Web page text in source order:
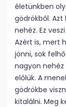
életünkben
gödrökből.
nehéz. Ez
Azért is, mert
jönni, sok
nagyon nehéz
előlük. A
gödrökbe
kitalálni. Meg